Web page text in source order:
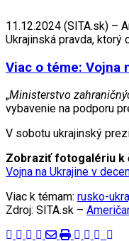
11.12.2024 (SITA.sk) –
Ukrajinská pravda, ktorý
Viac o téme: Vojna
„Ministerstvo
vybavenie na podporu
V sobotu ukrajinský
Zobraziť fotogalériu k
Vojna na Ukrajine v
Viac k témam: rusko-
Zdroj: SITA.sk –